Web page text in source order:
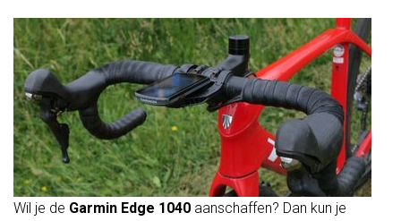
Wil je de Garmin Edge 1040 aanschaffen? Dan kun je